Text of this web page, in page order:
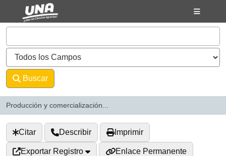
Saltar al contenido
VuFind
Buscar
Producción y comercialización...
Citar Describir Imprimir
Exportar Registro Enlace Permanente